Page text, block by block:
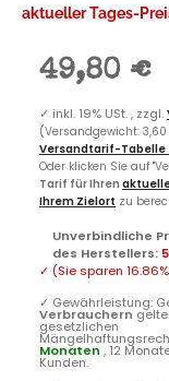
aktueller Tages-
49,80 €
✓ inkl. 19% USt. , zzgl.
(Versandgewicht:
Versandtarif-Tabelle
Oder klicken Sie auf
Tarif für Ihren
Ihrem Zielort zu
Unverbindliche
des Herstellers:
✓ (Sie sparen 16.86%
✓ Gewährleistung:
Verbrauchern
gesetzlichen
Monaten , 12
Kunden.